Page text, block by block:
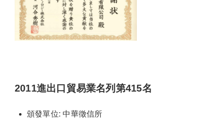
2011進出口貿易業名列第415名
頒發單位: 中華徵信所